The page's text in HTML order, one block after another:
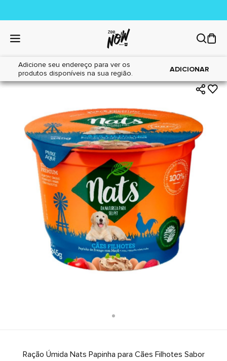
Adicione seu endereço para ver os
produtos disponíveis na sua região.
ADICIONAR
Home|Cães|Alimentos
Ração Úmida Nats Papinha para Cães Filhotes Sabor